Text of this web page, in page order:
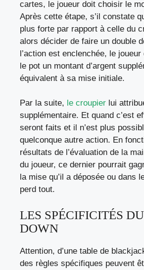
cartes, le joueur doit choisir le
Après cette étape, s’il constate
plus forte par rapport à celle du
alors décider de faire un double
l’action est enclenchée, le
le pot un montant d’argent
équivalent à sa mise initiale.
Par la suite, le croupier lui
supplémentaire. Et quand c’est
seront faits et il n’est plus
quelconque autre action. En
résultats de l’évaluation de la
du joueur, ce dernier pourrait
la mise qu’il a déposée ou dans
perd tout.
LES SPÉCIFICITÉS
DOWN
Attention, d’une table de
des règles spécifiques peuvent